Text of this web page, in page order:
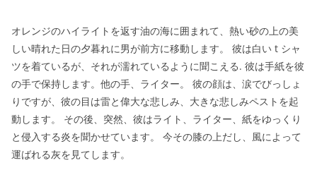
オレンジのハイライトを返す油の海に囲まれて、熱い砂の上の美
しい晴れた日の夕暮れに男が前方に移動します。 彼は白い t シャ
ツを着ているが、それが濡れているように聞こえる. 彼は手紙を彼
の手で保持します。他の手、ライター。 彼の顔は、涙でびっしょ
りですが、彼の目は雷と偉大な悲しみ、大きな悲しみペストを起
動します。 その後、突然、彼はライト、ライター、紙をゆっくり
と侵入する炎を聞かせています。 今その膝の上だし、風によって
運ばれる灰を見てします。